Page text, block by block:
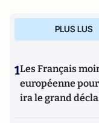
PLUS LUS
1Les Français
européenne
ira le grand